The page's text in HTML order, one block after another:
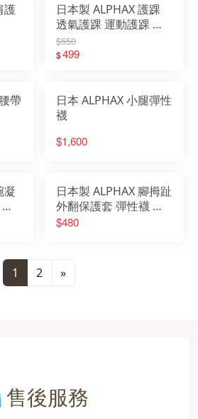
護
日本製 ALPHAX 護踝
透氣護踝 運動護踝 護
踝套 護腳踝 腳踝 護具
$550
$499
帶
日本 ALPHAX 小腿彈性
襪
$1,600
凝
日本製 ALPHAX 腳拇趾
外翻保護套 彈性襪 拇
指外翻襪 腳趾外翻 分
$480
1 2 »
售後服務